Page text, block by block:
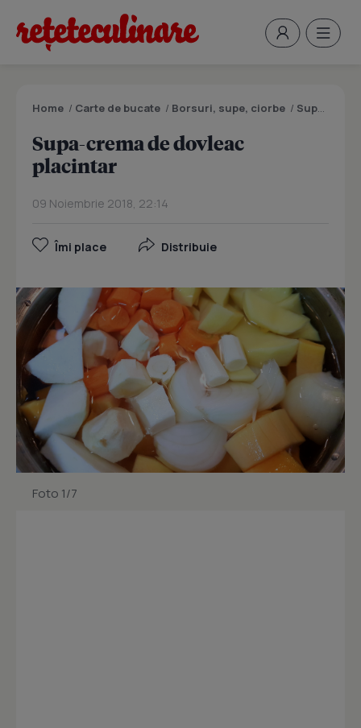
Home / Carte de bucate / Borsuri, supe, ciorbe / Supa-crema de dovleac placintar
Supa-crema de dovleac
placintar
09 Noiembrie 2018, 22:14
Îmi place Distribuie
Foto 1/7